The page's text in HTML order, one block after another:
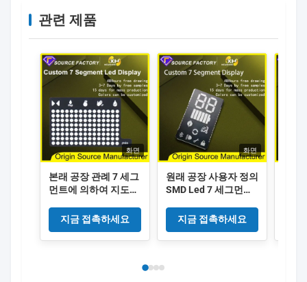
관련 제품
화면
본래 공장 관례 7 세그
먼트에 의하여 지도되
밝은 유방 펌프 7 세그
먼트 관례에 의하여 지
도되는 전시 풀 컬러는
지금 접촉하세요
화면
원래 공장 사용자 정의
SMD Led 7 세그먼트
고휘도 7 세그먼트 사
용자 정의 Led 디스플
레이 풀 컬러 SMT 사
지금 접촉하세요